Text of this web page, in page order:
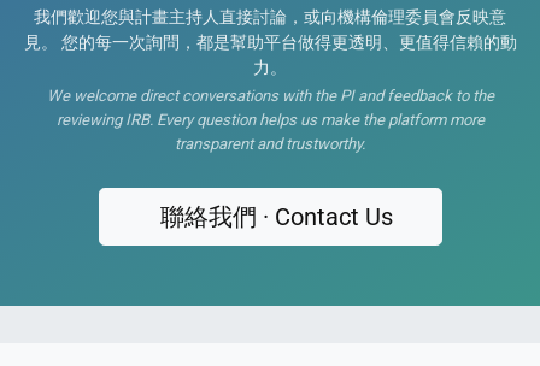
我們歡迎您與計畫主持人直接討論，或向機構倫理委員會反映意
見。 您的每一次詢問，都是幫助平台做得更透明、更值得信賴的動
力。
We welcome direct conversations with the PI and feedback to the
reviewing IRB. Every question helps us make the platform more
transparent and trustworthy.
聯絡我們 · Contact Us